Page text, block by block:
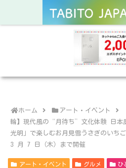
サスティナブルな旅と暮ら
ホーム アート・イベント
輪】現代風の“月待ち”文化体験 日本
光明」で楽しむお月見雪うさぎのいち
3 月 7 日（木）まで開催
アート・イベント グルメ ひ